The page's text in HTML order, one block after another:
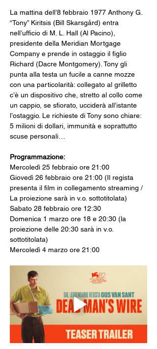
La mattina dell’8 febbraio 1977 Anthony G.
“Tony” Kiritsis (Bill Skarsgård) entra
nell’ufficio di M. L. Hall (Al Pacino),
presidente della Meridian Mortgage
Company e prende in ostaggio il figlio
Richard (Dacre Montgomery). Tony gli
punta alla testa un fucile a canne mozze
con una particolarità: collegato al grilletto
c’è un dispositivo che, stretto al collo come
un cappio, se sfiorato, ucciderà all’istante
l’ostaggio. Le richieste di Tony sono chiare:
5 milioni di dollari, immunità e soprattutto
scuse personali…
Programmazione:
Mercoledì 25 febbraio ore 21:00
Giovedì 26 febbraio ore 21:00 (Il regista
presenta il film in collegamento streaming /
La proiezione sarà in v.o. sottotitolata)
Sabato 28 febbraio ore 12:30
Domenica 1 marzo ore 18 e 20:30 (la
proiezione delle 20:30 sarà in v.o.
sottotitolata)
Mercoledì 4 marzo ore 21:00